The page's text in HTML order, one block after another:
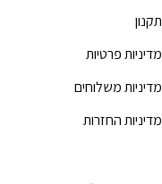
תקנון
מדיניות פרטיות
מדיניות משלוחים
מדיניות החזרות